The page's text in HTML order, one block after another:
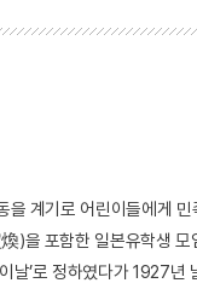
을 계기로 어린이들에게 민
)을 포함한 일본유학생 모
날’로 정하였다가 1927년